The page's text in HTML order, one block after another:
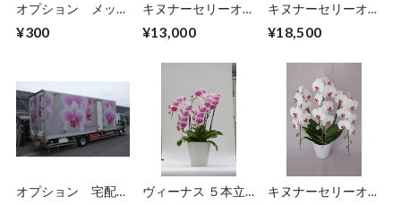
オプション メッセ
¥300
キヌナーセリーオリ
淡ピンク ３本立
¥13,000
キヌナーセリーオリ
白×ピンクMIX ３
¥18,500
オプション 宅配料
ヴィーナス ５本立
キヌナーセリーオリ